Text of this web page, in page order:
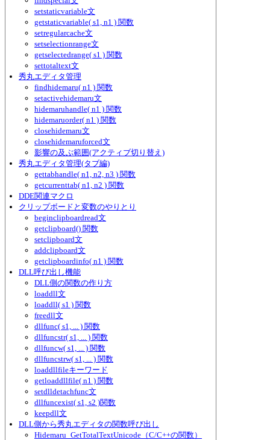
setstaticvariable文
getstaticvariable( s1, n1 ) 関数
setregularcache文
setselectionrange文
getselectedrange( s1 ) 関数
settotaltext文
秀丸エディタ管理
findhidemaru( n1 ) 関数
setactivehidemaru文
hidemaruhandle( n1 ) 関数
hidemaruorder( n1 ) 関数
closehidemaru文
closehidemaruforced文
影響の及ぶ範囲(アクティブ切り替え)
秀丸エディタ管理(タブ編)
gettabhandle( n1, n2, n3 ) 関数
getcurrenttab( n1, n2 ) 関数
DDE関連マクロ
クリップボードと変数のやりとり
beginclipboardread文
getclipboard() 関数
setclipboard文
addclipboard文
getclipboardinfo( n1 ) 関数
DLL呼び出し機能
DLL側の関数の作り方
loaddll文
loaddll( s1 ) 関数
freedll文
dllfunc( s1, ... ) 関数
dllfuncstr( s1, ... ) 関数
dllfuncw( s1, ... ) 関数
dllfuncstrw( s1, ... ) 関数
loaddllfileキーワード
getloaddllfile( n1 ) 関数
setdlldetachfunc文
dllfuncexist( s1, s2 )関数
keepdll文
DLL側から秀丸エディタの関数呼び出し
Hidemaru_GetTotalTextUnicode（C/C++の関数）